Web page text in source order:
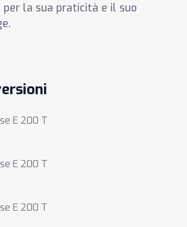
la sua praticità e il suo
E 200 T
E 200 T
E 200 T